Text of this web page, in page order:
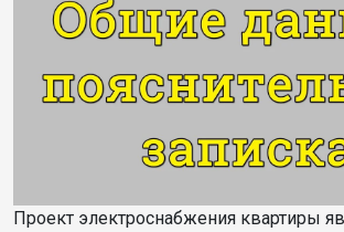
Проект электроснабжения квартиры